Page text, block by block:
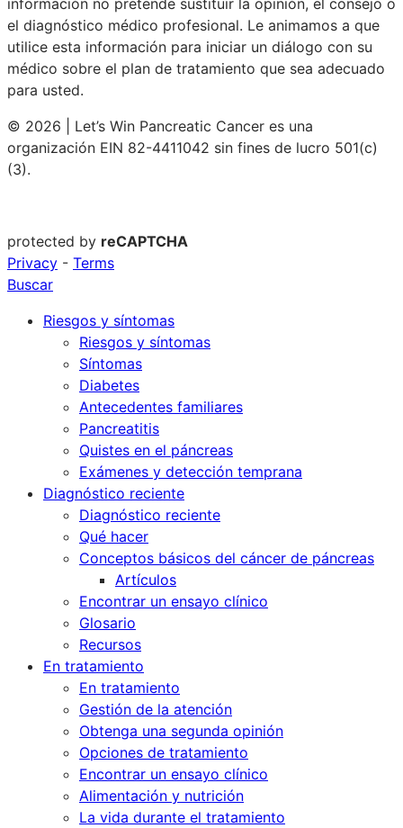
información no pretende sustituir la opinión, el consejo o
el diagnóstico médico profesional. Le animamos a que
utilice esta información para iniciar un diálogo con su
médico sobre el plan de tratamiento que sea adecuado
para usted.
© 2026 | Let’s Win Pancreatic Cancer es una
organización EIN 82-4411042 sin fines de lucro 501(c)
(3).
protected by reCAPTCHA
Privacy - Terms
Buscar
Riesgos y síntomas
Riesgos y síntomas
Síntomas
Diabetes
Antecedentes familiares
Pancreatitis
Quistes en el páncreas
Exámenes y detección temprana
Diagnóstico reciente
Diagnóstico reciente
Qué hacer
Conceptos básicos del cáncer de páncreas
Artículos
Encontrar un ensayo clínico
Glosario
Recursos
En tratamiento
En tratamiento
Gestión de la atención
Obtenga una segunda opinión
Opciones de tratamiento
Encontrar un ensayo clínico
Alimentación y nutrición
La vida durante el tratamiento